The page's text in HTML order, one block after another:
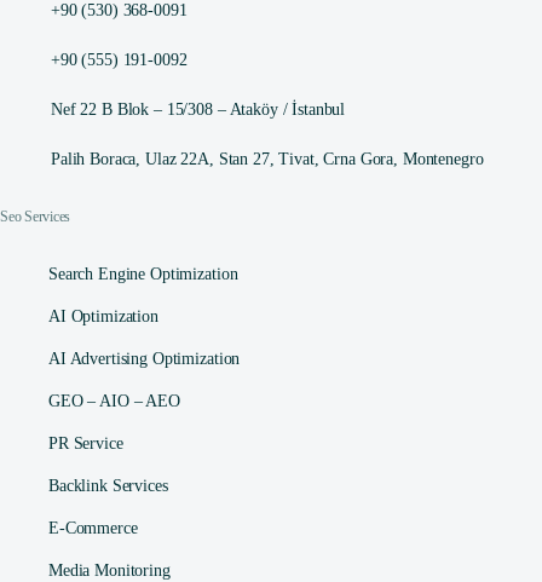
+90 (530) 368-0091
+90 (555) 191-0092
Nef 22 B Blok – 15/308 – Ataköy / İstanbul
Palih Boraca, Ulaz 22A, Stan 27, Tivat, Crna Gora, Montenegro
Seo Services
Search Engine Optimization
AI Optimization
AI Advertising Optimization
GEO – AIO – AEO
PR Service
Backlink Services
E-Commerce
Media Monitoring